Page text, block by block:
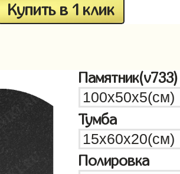
Купить в 1 клик
Памятник(v733)
Тумба
Полировка